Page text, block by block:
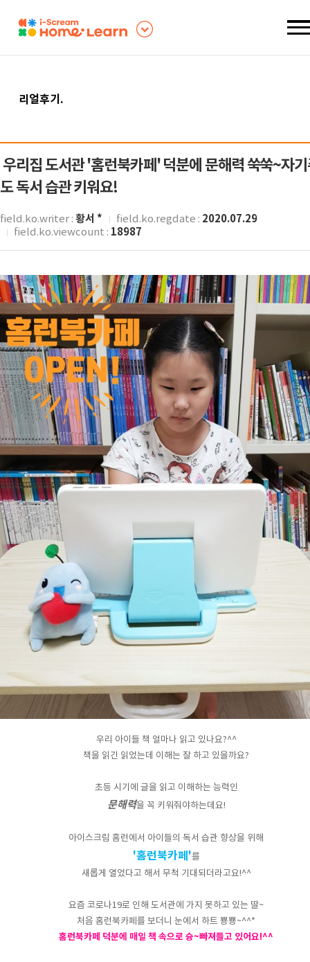
리얼후기 .
우리집 도서관 '홈런북카페' 덕분에 문해력 쑥쑥~자
도 독서 습관 키워요!
field.ko.writer : 황서 * field.ko.regdate : 2020.07.29
field.ko.viewcount : 18987
우리 아이들 책 얼마나 읽고 있나요?^^
책을 읽긴 읽었는데 이해는 잘 하고 있을까요?
초등 시기에 글을 읽고 이해하는 능력인
문해력을 꼭 키워줘야하는데요!
아이스크림 홈런에서 아이들의 독서 습관 향상을 위해
'홈런북카페'를
새롭게 열었다고 해서 무척 기대되더라고요!^^
요즘 코로나19로 인해 도서관에 가지 못하고 있는 딸~
처음 홈런북카페를 보더니 눈에서 하트 뿅뿅~^^*
홈런북카페 덕분에 매일 책 속으로 슝~빠져들고 있어요!^^